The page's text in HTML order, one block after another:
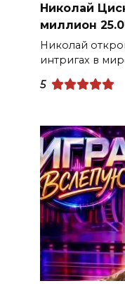
Николай
миллион
Николай
интригах в
5